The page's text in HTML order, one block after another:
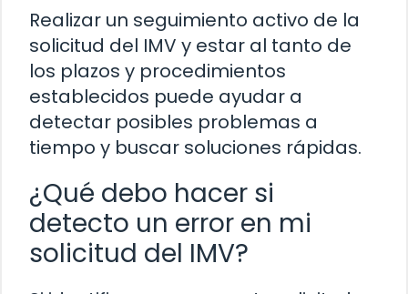
Realizar un seguimiento activo de la
solicitud del IMV y estar al tanto de
los plazos y procedimientos
establecidos puede ayudar a
detectar posibles problemas a
tiempo y buscar soluciones rápidas.
¿Qué debo hacer si
detecto un error en mi
solicitud del IMV?